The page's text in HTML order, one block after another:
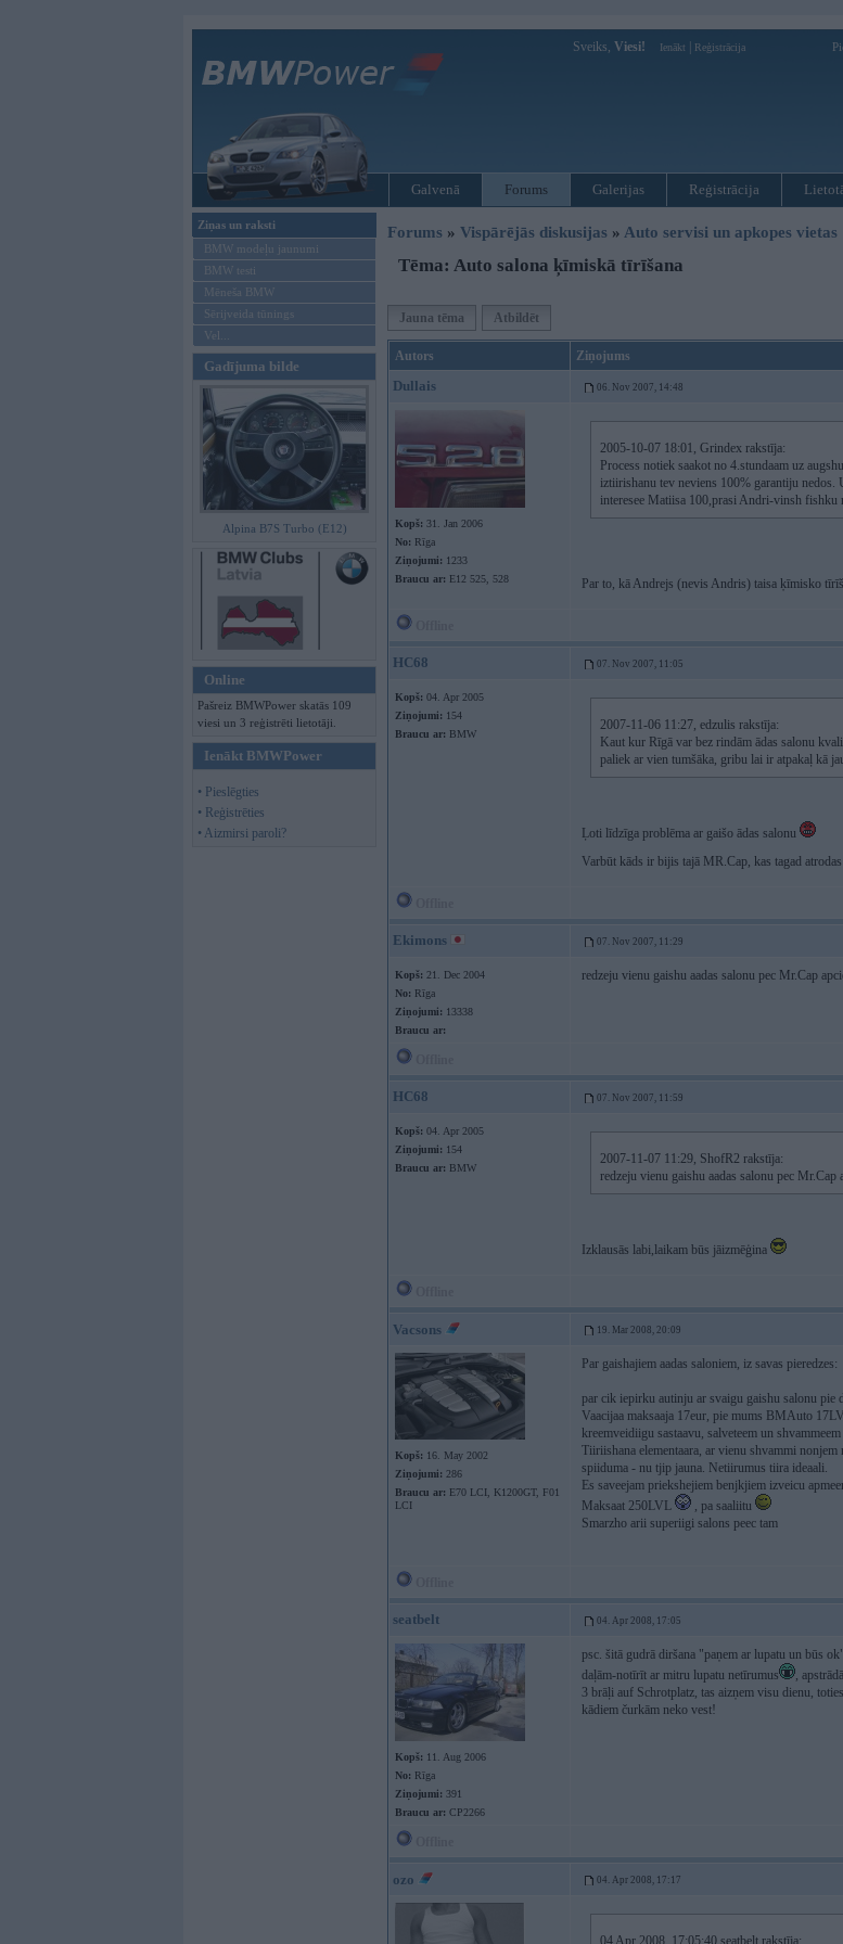
Sveiks, Viesi! Ienākt Reģistrācija
Galvenā Forums Galerijas Reģistrācija
Ziņas un raksti
BMW modeļu jaunumi
BMW testi
Mēneša BMW
Sērijveida tūnings
Vel...
Gadījuma bilde
Alpina B7S Turbo (E12)
Online
Pašreiz BMWPower skatās 109
viesi un 3 reģistrēti lietotāji.
Ienākt BMWPower
• Pieslēgties
• Reģistrēties
• Aizmirsi paroli?
Forums » Vispārējās diskusijas » Auto servisi un apkopes vietas
Tēma: Auto salona ķīmiskā tīrīšana
Jauna tēma Atbildēt
Autors Ziņojums
Dullais 06. Nov 2007, 14:48
Kopš: 31. Jan 2006
No: Rīga
Ziņojumi: 1233
Braucu ar: E12 525, 528
2005-10-07 18:01, Grindex rakstīja:
Process notiek saakot no 4.stundaam uz
iztiirishanu tev neviens 100% garantiju nedos.
interesee Matiisa 100,prasi Andri-vinsh
Par to, kā Andrejs (nevis Andris) taisa ķīmisko
HC68 07. Nov 2007, 11:05
Kopš: 04. Apr 2005
Ziņojumi: 154
Braucu ar: BMW
2007-11-06 11:27, edzulis rakstīja:
Kaut kur Rīgā var bez rindām ādas salonu
paliek ar vien tumšāka, gribu lai ir atpakaļ kā
Ļoti līdzīga problēma ar gaišo ādas salonu
Varbūt kāds ir bijis tajā MR.Cap, kas tagad
Ekimons 07. Nov 2007, 11:29
Kopš: 21. Dec 2004
No: Rīga
Ziņojumi: 13338
Braucu ar:
redzeju vienu gaishu aadas salonu pec Mr.Cap
HC68 07. Nov 2007, 11:59
Kopš: 04. Apr 2005
Ziņojumi: 154
Braucu ar: BMW
2007-11-07 11:29, ShofR2 rakstīja:
redzeju vienu gaishu aadas salonu pec
Izklausās labi,laikam būs jāizmēģina
Vacsons 19. Mar 2008, 20:09
Kopš: 16. May 2002
Ziņojumi: 286
Braucu ar: E70 LCI, K1200GT, F01
LCI
Par gaishajiem aadas saloniem, iz savas pieredzes:
par cik iepirku autinju ar svaigu gaishu salonu pie
Vaacijaa maksaaja 17eur, pie mums BMAuto
kreemveidiigu sastaavu, salveteem un
Tiiriishana elementaara, ar vienu shvammi
spiiduma - nu tjip jauna. Netiirumus tiira ideaali.
Es saveejam priekshejiem benjkjiem izveicu
Maksaat 250LVL
, pa saaliitu
Smarzho arii superiigi salons peec tam
seatbelt 04. Apr 2008, 17:05
Kopš: 11. Aug 2006
No: Rīga
Ziņojumi: 391
Braucu ar: CP2266
psc. šitā gudrā diršana "paņem ar lupatu un būs
daļām-notīrīt ar mitru lupatu netīrumus
,
3 brāļi auf Schrotplatz, tas aizņem visu dienu,
kādiem čurkām neko vest!
ozo 04. Apr 2008, 17:17
04 Apr 2008, 17:05:40 seatbelt rakstīja: